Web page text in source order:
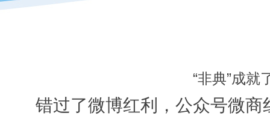
“非典”成就
错过了微博红利，公众号微商